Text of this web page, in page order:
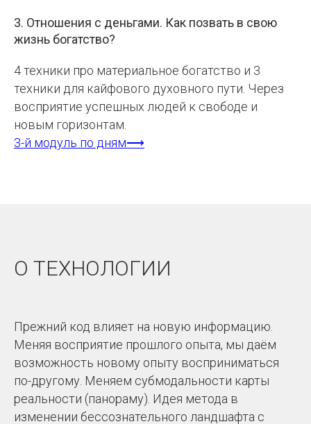
3. Отношения с деньгами. Как позвать в свою
жизнь богатство?
4 техники про материальное богатство и 3
техники для кайфового духовного пути. Через
восприятие успешных людей к свободе и
новым горизонтам.
3-й модуль по дням⟶
О ТЕХНОЛОГИИ
Прежний код влияет на новую информацию.
Меняя восприятие прошлого опыта, мы даём
возможность новому опыту восприниматься
по-другому. Меняем субмодальности карты
реальности (панораму). Идея метода в
изменении бессознательного ландшафта с